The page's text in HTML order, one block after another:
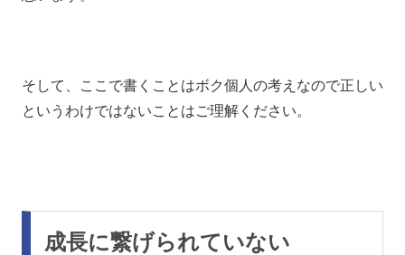
そして、ここで書くことはボク個人の考えなので正しい
というわけではないことはご理解ください。
成長に繋げられていない